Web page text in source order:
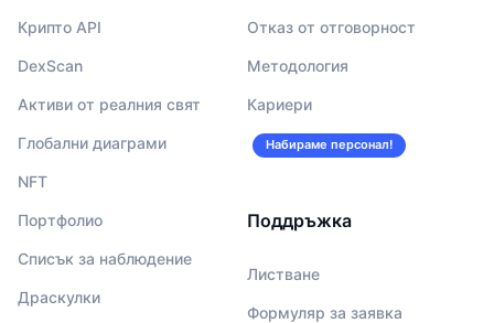
Крипто API
DexScan
Активи от реалния свят
Глобални диаграми
NFT
Портфолио
Списък за наблюдение
Драскулки
Отказ от отговорност
Методология
Кариери
Набираме персонал!
Поддръжка
Листване
Формуляр за заявка